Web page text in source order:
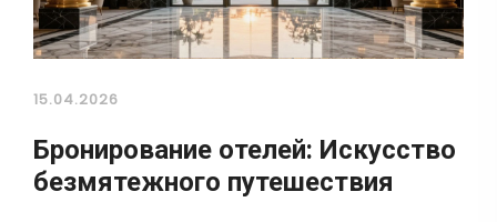
15.04.2026
Бронирование отелей: Искусство
безмятежного путешествия